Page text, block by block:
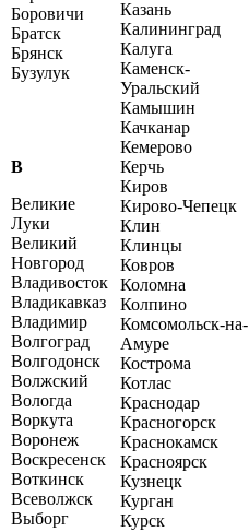
Боровичи
Братск
Брянск
Бузулук
В
Великие
Луки
Великий
Новгород
Владивосток
Владикавказ
Владимир
Волгоград
Волгодонск
Волжский
Вологда
Воркута
Воронеж
Воскресенск
Воткинск
Всеволжск
Выборг
Казань
Калининград
Калуга
Каменск-
Уральский
Камышин
Качканар
Кемерово
Керчь
Киров
Кирово-Чепецк
Клин
Клинцы
Ковров
Коломна
Колпино
Комсомольск-на-
Амуре
Кострома
Котлас
Краснодар
Красногорск
Краснокамск
Красноярск
Кузнецк
Курган
Курск